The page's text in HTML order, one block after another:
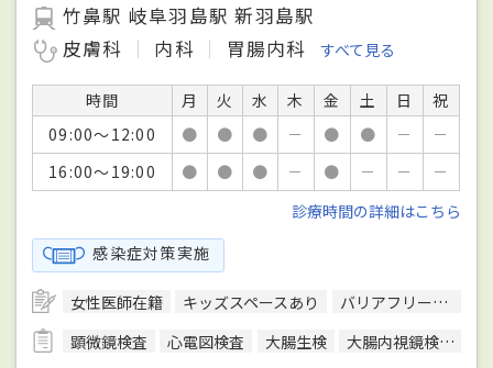
竹鼻駅 岐阜羽島駅 新羽島駅
皮膚科
内科 胃腸内科 すべて見る
時間 月 火 水 木 金 土 日
祝
09:00～12:00
● ● ● － ● ● －
－
16:00～19:00
● ● ● － ● － －
－
診療時間の詳細はこちら
感染症対策実施
女性医師在籍 キッズスペースあり バリアフリー対応
顕微鏡検査
心電図検査 大腸生検 大腸内視鏡検査